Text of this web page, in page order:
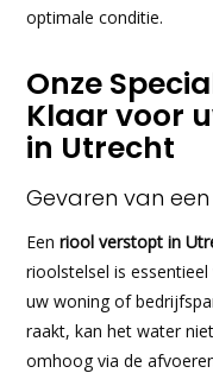
optimale conditie.
Onze
Klaar voor
in Utrecht
Gevaren van
Eenriool verstopt in
rioolstelsel is
uw woning of
raakt, kan het water
omhoog via de